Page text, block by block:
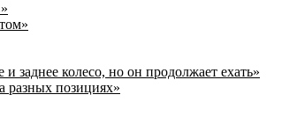
заднее колесо, но он продолжает ехать»
разных позициях»